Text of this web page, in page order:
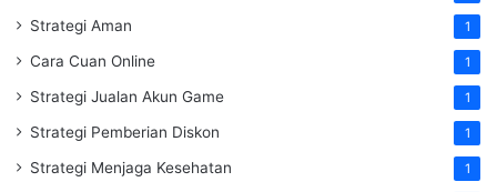
Strategi Aman 1
Cara Cuan Online 1
Strategi Jualan Akun Game 1
Strategi Pemberian Diskon 1
Strategi Menjaga Kesehatan 1